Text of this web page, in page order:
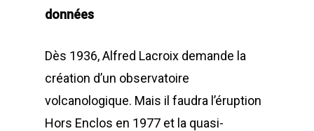
données
Dès 1936, Alfred Lacroix demande la
création d’un observatoire
volcanologique. Mais il faudra l’éruption
Hors Enclos en 1977 et la quasi-